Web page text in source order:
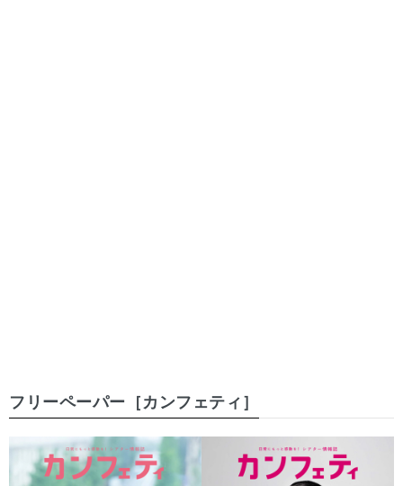
フリーペーパー［カンフェティ］